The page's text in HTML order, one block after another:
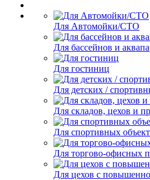
Для Автомойки/СТО
Для бассейнов и
Для гостиниц
Для детских /
Для складов, цехов и
Для спортивных
Для торгово-офисных
Для цехов с